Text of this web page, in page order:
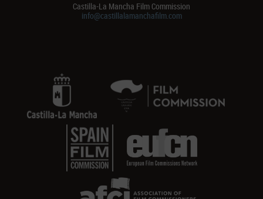
Castilla-La Mancha Film Commission
info@castillalamanchafilm.com